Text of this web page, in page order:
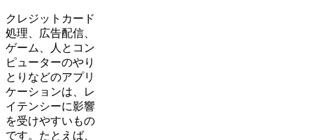
クレジットカード
処理、広告配信、
ゲーム、人とコン
ピューターのやり
とりなどのアプリ
ケーションは、レ
イテンシーに影響
を受けやすいもの
です。たとえば、